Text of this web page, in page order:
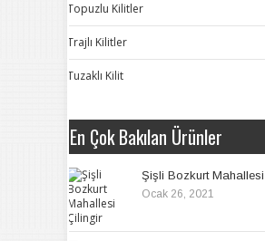
Topuzlu Kilitler
Trajlı Kilitler
Tuzaklı Kilit
En Çok Bakılan Ürünler
Şişli Bozkurt
Ocak 26, 2021